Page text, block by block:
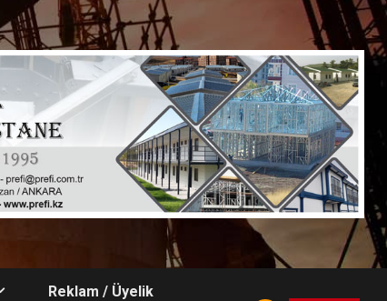
Reklam / Üyelik